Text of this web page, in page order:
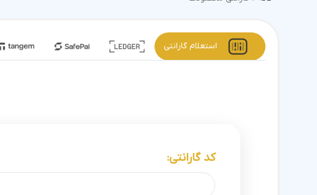
استعلام گارانتی
کد گارانتی: